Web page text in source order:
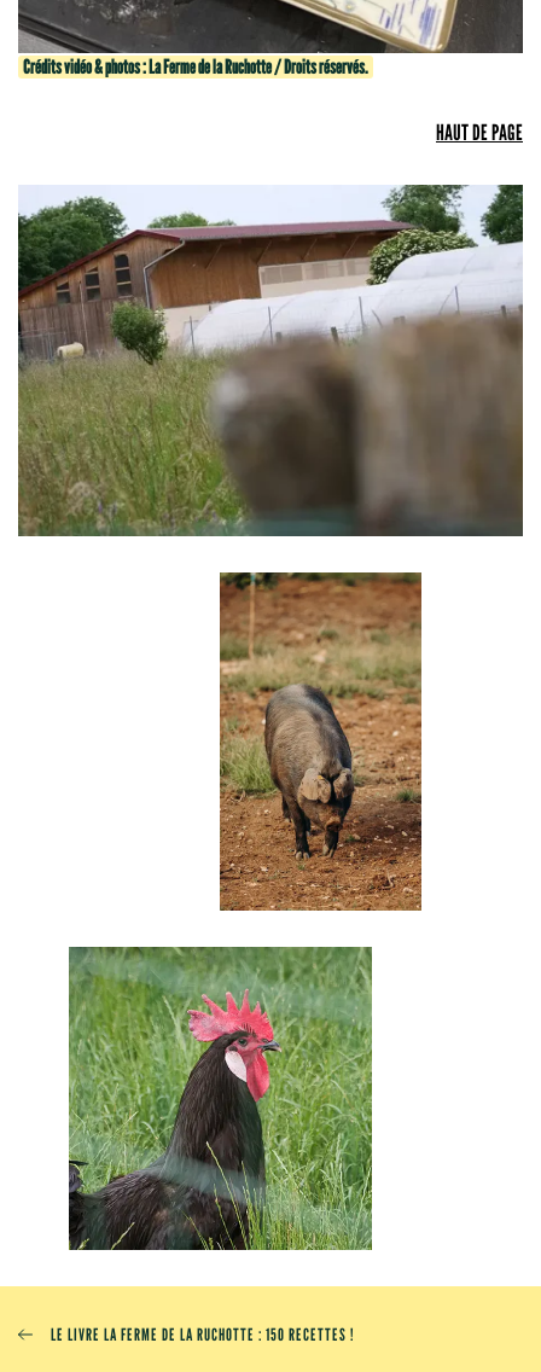
Crédits vidéo & photos : La Ferme de la Ruchotte / Droits réservés.
HAUT DE PAGE
LE LIVRE LA FERME DE LA RUCHOTTE : 150 RECETTES !